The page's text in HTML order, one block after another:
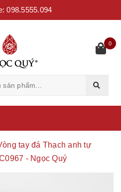
098.5555.094
0
tay đá Thạch anh tự
- Ngọc Quý